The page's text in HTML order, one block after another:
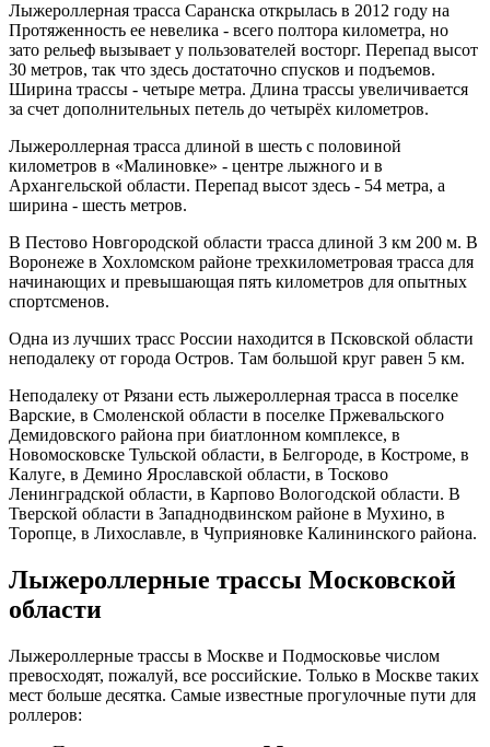
Лыжероллерная трасса Саранска открылась в 2012 году на
Протяженность ее невелика - всего полтора километра, но
зато рельеф вызывает у пользователей восторг. Перепад высот
30 метров, так что здесь достаточно спусков и подъемов.
Ширина трассы - четыре метра. Длина трассы увеличивается
за счет дополнительных петель до четырёх километров.
Лыжероллерная трасса длиной в шесть с половиной
километров в «Малиновке» - центре лыжного и в
Архангельской области. Перепад высот здесь - 54 метра, а
ширина - шесть метров.
В Пестово Новгородской области трасса длиной 3 км 200 м. В
Воронеже в Хохломском районе трехкилометровая трасса для
начинающих и превышающая пять километров для опытных
спортсменов.
Одна из лучших трасс России находится в Псковской области
неподалеку от города Остров. Там большой круг равен 5 км.
Неподалеку от Рязани есть лыжероллерная трасса в поселке
Варские, в Смоленской области в поселке Пржевальского
Демидовского района при биатлонном комплексе, в
Новомосковске Тульской области, в Белгороде, в Костроме, в
Калуге, в Демино Ярославской области, в Тосково
Ленинградской области, в Карпово Вологодской области. В
Тверской области в Западнодвинском районе в Мухино, в
Торопце, в Лихославле, в Чуприяновке Калининского района.
Лыжероллерные трассы Московской
области
Лыжероллерные трассы в Москве и Подмосковье числом
превосходят, пожалуй, все российские. Только в Москве таких
мест больше десятка. Самые известные прогулочные пути для
роллеров: